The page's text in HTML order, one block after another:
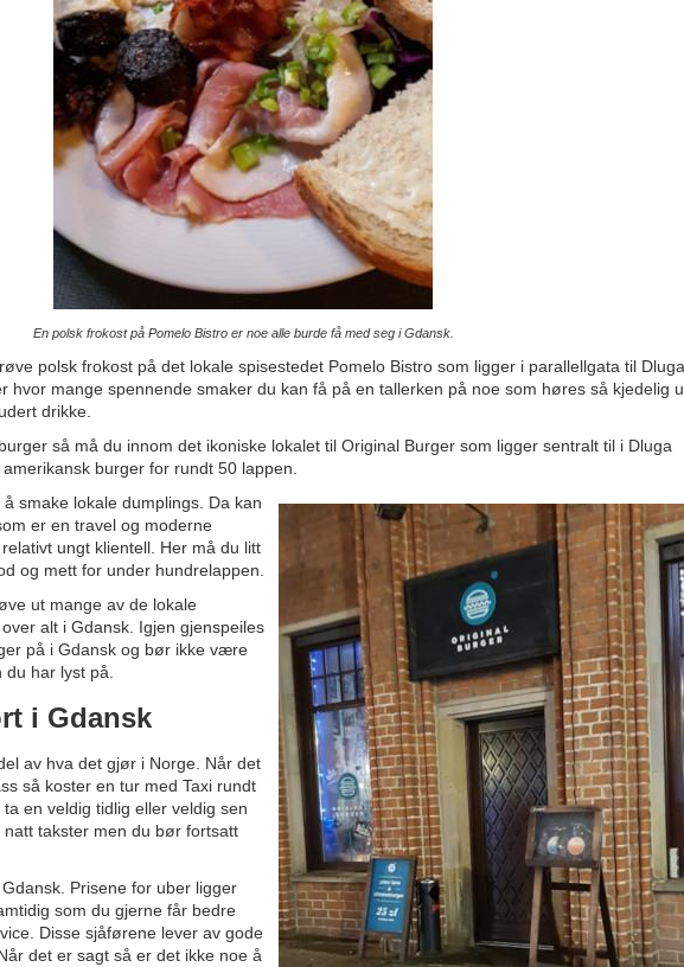
En polsk frokost på Pomelo Bistro er noe alle burde få med seg i Gdansk.
polsk frokost på det lokale spisestedet Pomelo Bistro som ligger i parallellgata til Dluga
hvor mange spennende smaker du kan få på en tallerken på noe som høres så kjedelig
drikke.
så må du innom det ikoniske lokalet til Original Burger som ligger sentralt til i Dluga
burger for rundt 50 lappen.
smake lokale dumplings. Da kan
er en travel og moderne
ungt klientell. Her må du litt
og mett for under hundrelappen.
ut mange av de lokale
alt i Gdansk. Igjen gjenspeiles
på i Gdansk og bør ikke være
har lyst på.
i Gdansk
av hva det gjør i Norge. Når det
så koster en tur med Taxi rundt
en veldig tidlig eller veldig sen
takster men du bør fortsatt
Prisene for uber ligger
som du gjerne får bedre
Disse sjåførene lever av gode
det er sagt så er det ikke noe å